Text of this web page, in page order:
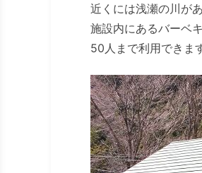
近くには浅瀬の川が
施設内にあるバーベ
50人まで利用できま